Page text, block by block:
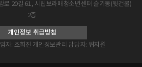
로 20길 61, 시립보라매청소년센터 슬기동(뒷건물)
2층
개인정보 취급방침
자: 조희진 개인정보관리 담당자: 위지원